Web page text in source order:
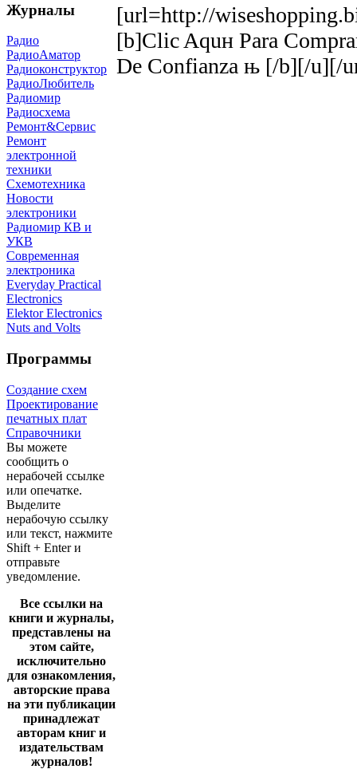
Журналы
Радио
РадиоАматор
Радиоконструктор
РадиоЛюбитель
Радиомир
Радиосхема
Ремонт&Сервис
Ремонт
электронной
техники
Схемотехника
Новости
электроники
Радиомир КВ и
УКВ
Современная
электроника
Everyday Practical
Electronics
Elektor Electronics
Nuts and Volts
Программы
Создание схем
Проектирование
печатных плат
Справочники
Вы можете
сообщить о
нерабочей ссылке
или опечатке.
Выделите
нерабочую ссылку
или текст, нажмите
Shift + Enter и
отправьте
уведомление.
Все ссылки на
книги и журналы,
представлены на
этом сайте,
исключительно
для ознакомления,
авторские права
на эти публикации
принадлежат
авторам книг и
издательствам
журналов!
[url=http://
[b]Clic Aquн Para
De Confianza њ [/b][/u][/